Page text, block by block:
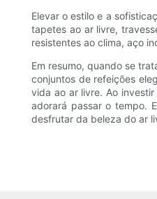
Elevar o estilo e a
tapetes ao ar livre,
resistentes ao clima, aço
Em resumo, quando se
conjuntos de refeições
vida ao ar livre. Ao
adorará passar o tempo.
desfrutar da beleza do ar